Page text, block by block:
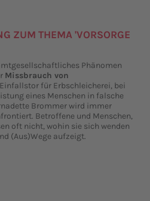
ZUM THEMA 'VORSORGE
Phänomen
Missbrauch von
für Erbschleicherei, bei
eines Menschen in falsche
Brommer wird immer
Betroffene und Menschen,
oft nicht, wohin sie sich wenden
(Aus)Wege aufzeigt.